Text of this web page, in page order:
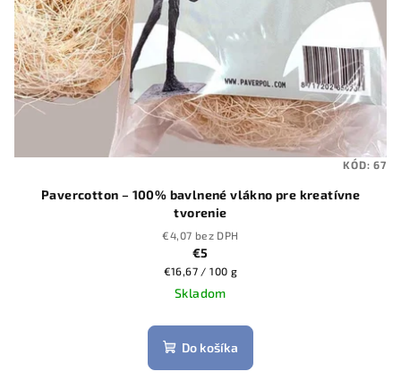
u
k
t
o
v
Pavercotton – 100% bavlnené vlákno pre kreatívne
tvorenie
€4,07 bez DPH
€5
Jednotková
cena:
€16,67 / 100 g
Skladom
Do košíka
KÓD:67